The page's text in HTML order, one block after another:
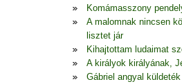
Komámasszony
A malomnak nincsen
lisztet jár
Kihajtottam ludaimat
A királyok királyának,
Gábriel angyal